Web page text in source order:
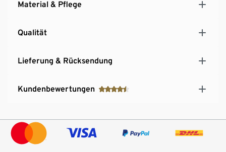
Material & Pflege
Qualität
Lieferung & Rücksendung
Kundenbewertungen